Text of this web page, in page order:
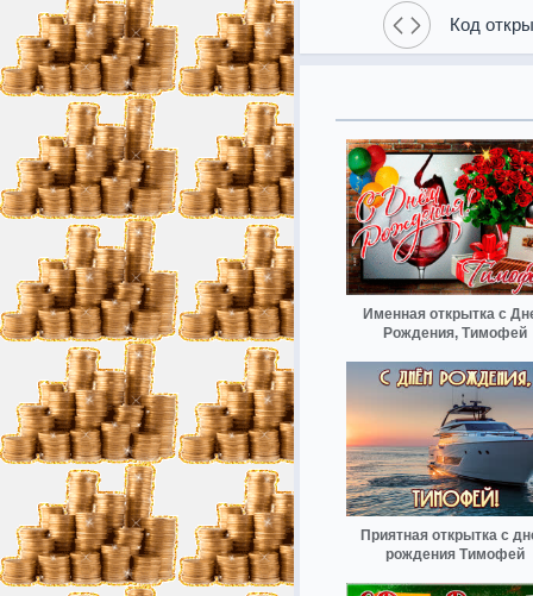
Код
Именная открытка с
Рождения, Тимофей
Приятная открытка с
рождения Тимофей